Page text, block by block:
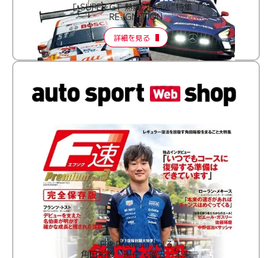
［ SUPER GT 熱闘“再点火”特集 ］
RE:IGNITION
詳細を見る
F速 Premium Vol.3
角田裕毅 現在・過去・未来